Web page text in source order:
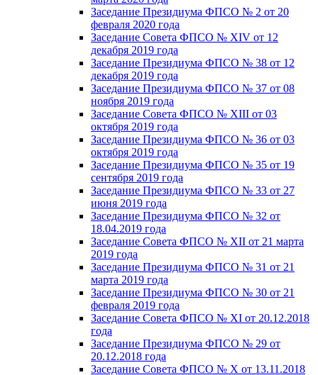
Заседание Президиума ФПСО № 2 от 20
февраля 2020 года
Заседание Совета ФПСО № XIV от 12
декабря 2019 года
Заседание Президиума ФПСО № 38 от 12
декабря 2019 года
Заседание Президиума ФПСО № 37 от 08
ноября 2019 года
Заседание Совета ФПСО № XIII от 03
октября 2019 года
Заседание Президиума ФПСО № 36 от 03
октября 2019 года
Заседание Президиума ФПСО № 35 от 19
сентября 2019 года
Заседание Президиума ФПСО № 33 от 27
июня 2019 года
Заседание Президиума ФПСО № 32 от
18.04.2019 года
Заседание Совета ФПСО № XII от 21 марта
2019 года
Заседание Президиума ФПСО № 31 от 21
марта 2019 года
Заседание Президиума ФПСО № 30 от 21
февраля 2019 года
Заседание Совета ФПСО № XI от 20.12.2018
года
Заседание Президиума ФПСО № 29 от
20.12.2018 года
Заседание Совета ФПСО № X от 13.11.2018